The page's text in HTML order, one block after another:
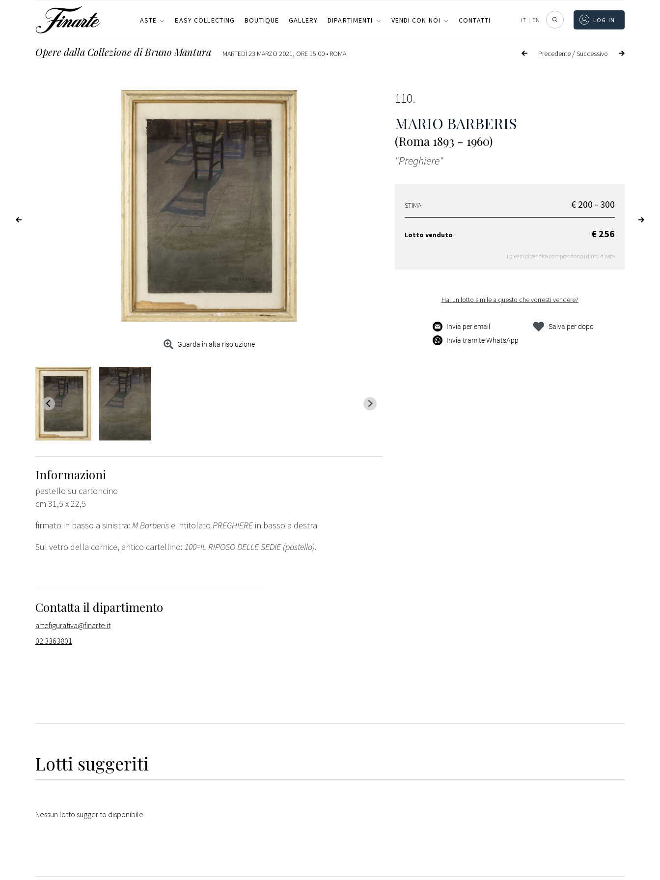
ASTE EASY COLLECTING BOUTIQUE GALLERY DIPARTIMENTI VENDI CON NOI CONTATTI IT | EN LOG IN
Precedente /Successivo
Opere dalla Collezione di Bruno Mantura MARTEDÌ 23 MARZO 2021, ORE 15:00 • ROMA
Guarda in alta risoluzione
110
MARIO BARBERIS
(Roma 1893 - 1960)
"Preghiere"
STIMA € 200 - 300
Lotto venduto € 256
I prezzi di vendita comprendono i diritti d'asta
Hai un lotto simile a questo che vorresti vendere?
Invia per email
Invia tramite WhatsApp
Salva per dopo
Informazioni
pastello su cartoncino
cm 31,5 x 22,5
firmato in basso a sinistra: M Barberis e intitolato PREGHIEREin basso a destra
Sul vetro della cornice, antico cartellino: 100=IL RIPOSO DELLE SEDIE (pastello).
Contatta il dipartimento
artefigurativa@finarte.it
02 3363801
Lotti suggeriti
Nessun lotto suggerito disponibile.